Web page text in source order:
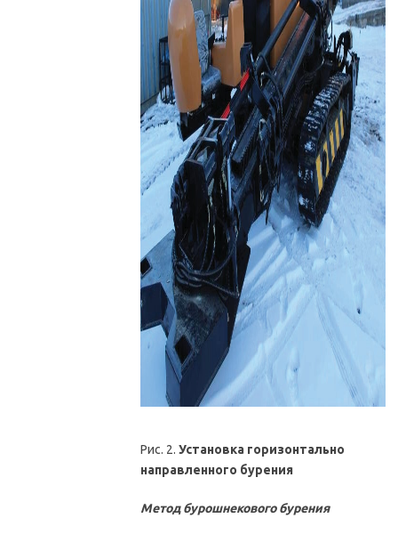
Рис. 2. Установка горизонтально
направленного бурения
Метод бурошнекового бурения